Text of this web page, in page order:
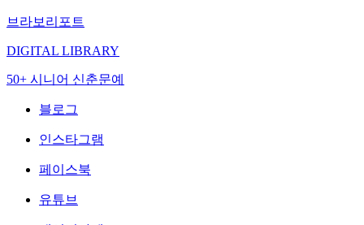
브라보리포트
DIGITAL LIBRARY
50+ 시니어 신춘문예
블로그
인스타그램
페이스북
유튜브